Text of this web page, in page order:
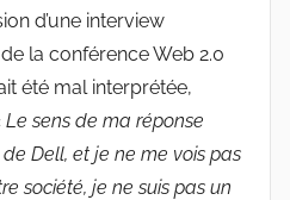
d’une interview
la conférence Web 2.0
été mal interprétée,
Le sens de ma réponse
Dell, et je ne me vois pas
société, je ne suis pas un